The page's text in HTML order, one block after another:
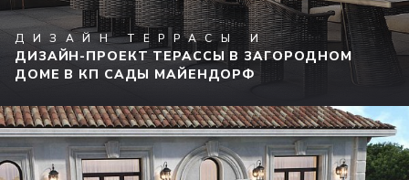
ДИЗАЙН ТЕРРАСЫ И
ДИЗАЙН-ПРОЕКТ ТЕРАССЫ В ЗАГОРОДНОМ
ДОМЕ В КП САДЫ МАЙЕНДОРФ